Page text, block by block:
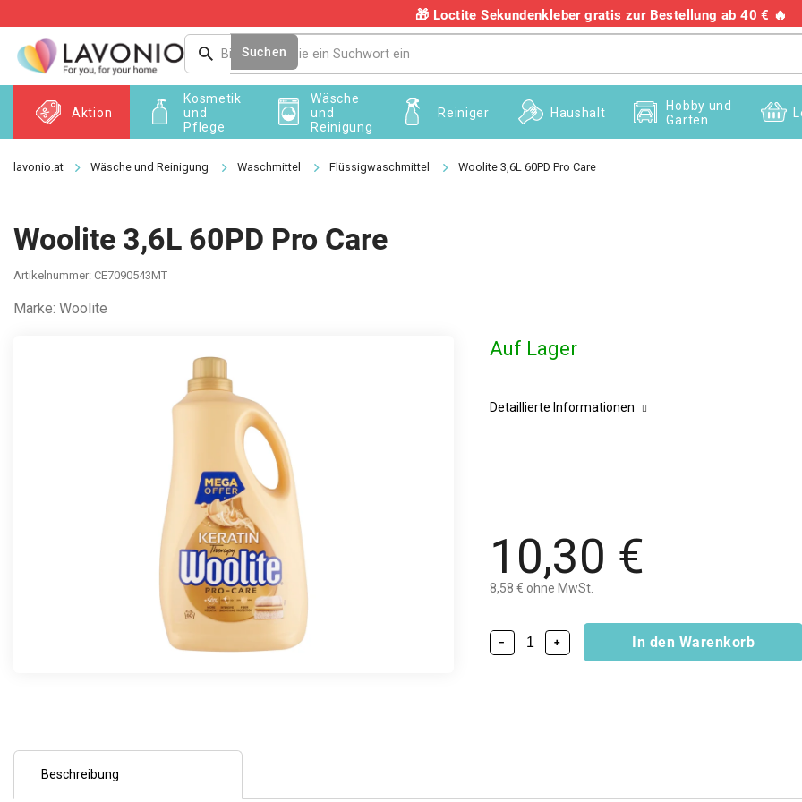
Inhalt
springen
🎁 Loctite Sekundenkleber gratis zur Bestellung ab 40 € 🔥
+436703082458
Suchen
Aktion
Kosmetik
und
Pflege
Wäsche
und
Reinigung
Reiniger Haushalt
Hobby und
Garten
Wäsche und Reinigung Waschmittel Flüssigwaschmittel Woolite 3,6L 60PD Pro Care
Woolite 3,6L 60PD Pro Care
Artikelnummer: CE7090543MT
Marke: Woolite
10,30 €
8,58 € ohne MwSt.
Auf Lager
+
− In den Warenkorb
Detaillierte Informationen
Beschreibung